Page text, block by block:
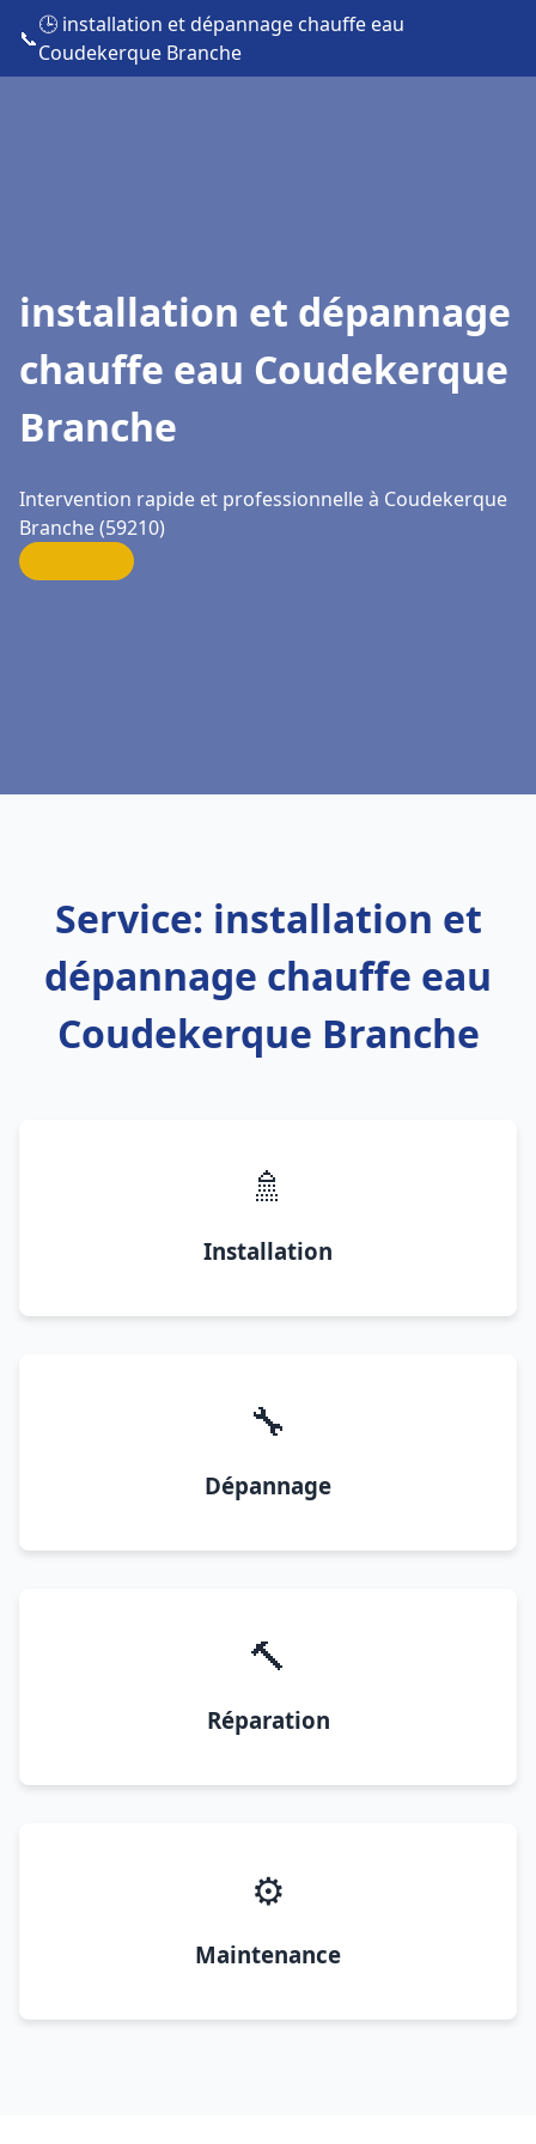
📞
🕒 installation et dépannage chauffe eau
Coudekerque Branche
installation et dépannage
chauffe eau Coudekerque
Branche
Intervention rapide et professionnelle à Coudekerque
Branche (59210)
Service: installation et
dépannage chauffe eau
Coudekerque Branche
🚿
Installation
🔧
Dépannage
🔨
Réparation
⚙️
Maintenance